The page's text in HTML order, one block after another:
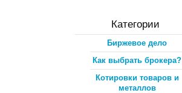
Категории
Биржевое дело
Как выбрать брокера?
Котировки товаров и
металлов